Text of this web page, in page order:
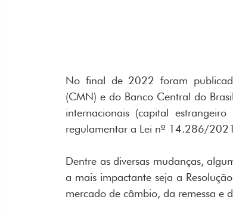
No final de 2022 foram
(CMN) e do Banco Central do
internacionais (capital
regulamentar a Lei nº 14.286/
Dentre as diversas mudanças,
a mais impactante seja a
mercado de câmbio, da remessa e